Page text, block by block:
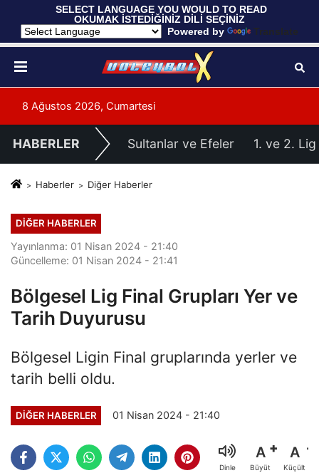
SELECT LANGUAGE YOU WOULD TO READ
OKUMAK İSTEDİĞİNİZ DİLİ SEÇİNİZ
Powered by
Translate
8 Ağustos 2026, Cumartesi
HABERLER Sultanlar ve Efeler 1. ve 2. Lig
Haberler Diğer Haberler
DIĞER HABERLER
Yayınlanma: 01 Nisan 2024 - 21:40
Güncelleme: 01 Nisan 2024 - 21:41
Bölgesel Lig Final Grupları Yer ve
Tarih Duyurusu
Bölgesel Ligin Final gruplarında yerler ve
tarih belli oldu.
DIĞER HABERLER 01 Nisan 2024 - 21:40
Dinle
A
Büyüt
A
Küçült